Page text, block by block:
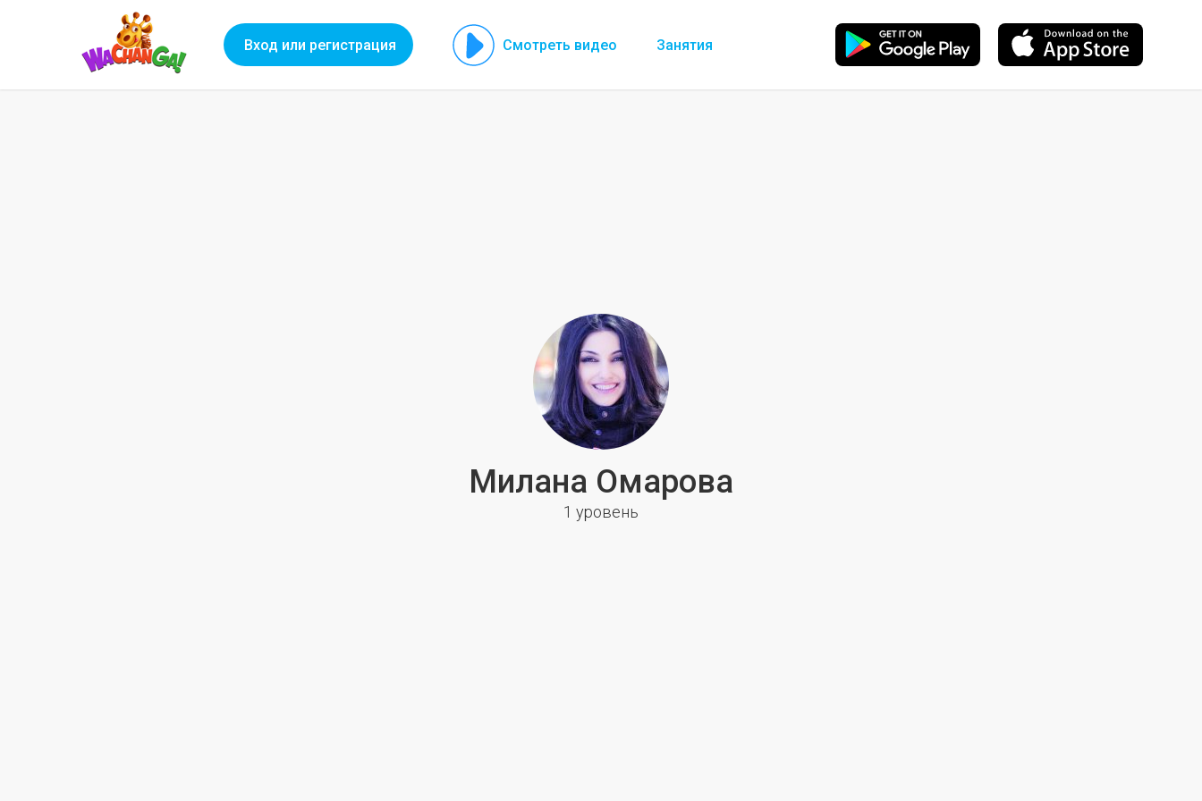
Вход или регистрация Смотреть видео Занятия
Милана Омарова
1 уровень